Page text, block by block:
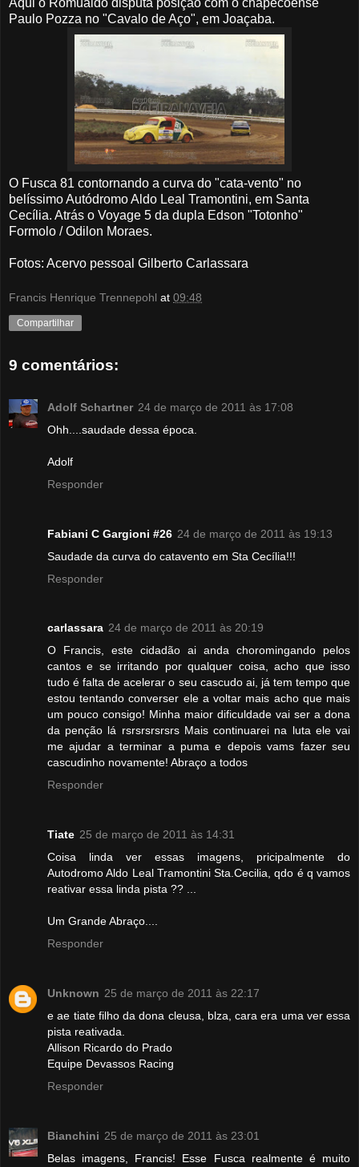
Paulo Pozza no "Cavalo de Aço", em Joaçaba.
O Fusca 81 contornando a curva do "cata-vento" no
belíssimo Autódromo Aldo Leal Tramontini, em Santa
Cecília. Atrás o Voyage 5 da dupla Edson "Totonho"
Formolo / Odilon Moraes.
Fotos: Acervo pessoal Gilberto Carlassara
Francis Henrique Trennepohl at 09:48
Compartilhar
9 comentários:
Adolf Schartner 24 de março de 2011 às 17:08
Ohh....saudade dessa época.
Adolf
Responder
Fabiani C Gargioni #26 24 de março de 2011 às 19:13
Saudade da curva do catavento em Sta Cecília!!!
Responder
carlassara 24 de março de 2011 às 20:19
O Francis, este cidadão ai anda choromingando pelos
cantos e se irritando por qualquer coisa, acho que isso
tudo é falta de acelerar o seu cascudo ai, já tem tempo que
estou tentando converser ele a voltar mais acho que mais
um pouco consigo! Minha maior dificuldade vai ser a dona
da penção lá rsrsrsrsrsrs Mais continuarei na luta ele vai
me ajudar a terminar a puma e depois vams fazer seu
cascudinho novamente! Abraço a todos
Responder
Tiate 25 de março de 2011 às 14:31
Coisa linda ver essas imagens, pricipalmente do
Autodromo Aldo Leal Tramontini Sta.Cecilia, qdo é q vamos
reativar essa linda pista ?? ...
Um Grande Abraço....
Responder
Unknown 25 de março de 2011 às 22:17
e ae tiate filho da dona cleusa, blza, cara era uma ver essa
pista reativada.
Allison Ricardo do Prado
Equipe Devassos Racing
Responder
Bianchini 25 de março de 2011 às 23:01
Belas imagens, Francis! Esse Fusca realmente é muito